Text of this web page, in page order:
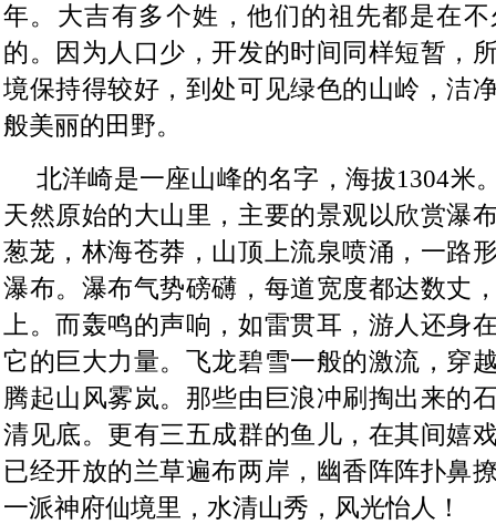
年。大吉有多个姓，他们的祖先都是在
的。因为人口少，开发的时间同样短暂，
境保持得较好，到处可见绿色的山岭，洁
般美丽的田野。
北洋崎是一座山峰的名字，海拔1304米
天然原始的大山里，主要的景观以欣赏瀑
葱茏，林海苍莽，山顶上流泉喷涌，一路
瀑布。瀑布气势磅礴，每道宽度都达数丈
上。而轰鸣的声响，如雷贯耳，游人还身
它的巨大力量。飞龙碧雪一般的激流，穿
腾起山风雾岚。那些由巨浪冲刷掏出来的
清见底。更有三五成群的鱼儿，在其间嬉
已经开放的兰草遍布两岸，幽香阵阵扑鼻
一派神府仙境里，水清山秀，风光怡人！